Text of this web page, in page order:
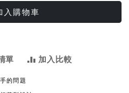
入購物車
單 加入比較
的問題